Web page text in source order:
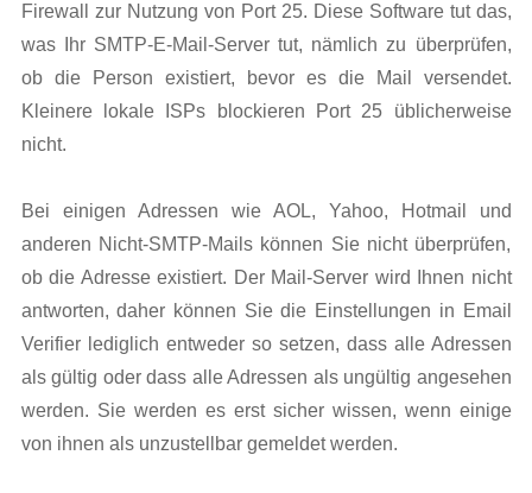
Firewall zur Nutzung von Port 25. Diese Software tut das,
was Ihr SMTP-E-Mail-Server tut, nämlich zu überprüfen,
ob die Person existiert, bevor es die Mail versendet.
Kleinere lokale ISPs blockieren Port 25 üblicherweise
nicht.
Bei einigen Adressen wie AOL, Yahoo, Hotmail und
anderen Nicht-SMTP-Mails können Sie nicht überprüfen,
ob die Adresse existiert. Der Mail-Server wird Ihnen nicht
antworten, daher können Sie die Einstellungen in Email
Verifier lediglich entweder so setzen, dass alle Adressen
als gültig oder dass alle Adressen als ungültig angesehen
werden. Sie werden es erst sicher wissen, wenn einige
von ihnen als unzustellbar gemeldet werden.